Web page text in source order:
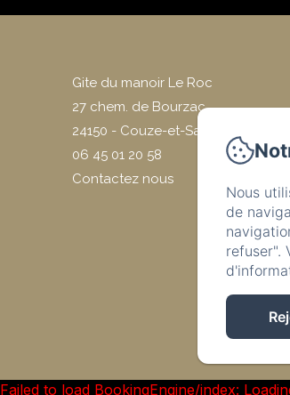
Gite du manoir Le Roc
27 chem. de Bourzac
24150 - Couze-et-Saint-Front
06 45 01 20 58
Contactez nous
Failed to load BookingEngine/index:
Nous
de
refuser".